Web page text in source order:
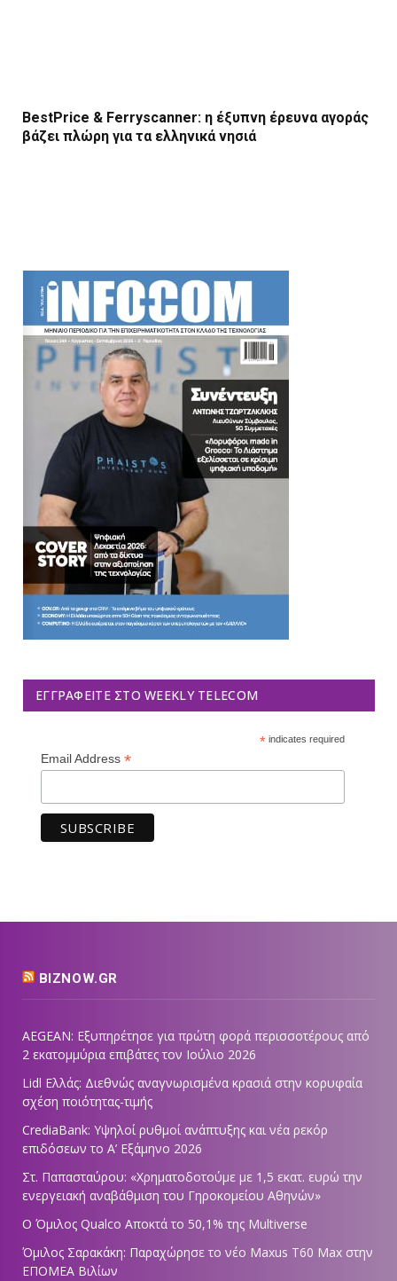
BestPrice & Ferryscanner: η έξυπνη έρευνα αγοράς
βάζει πλώρη για τα ελληνικά νησιά
ΕΓΓΡΑΦΕΊΤΕ ΣΤΟ WEEKLY TELECOM
*indicates required
Email Address *
BIZNOW.GR
AEGEAN: Εξυπηρέτησε για πρώτη φορά περισσοτέρους από
2 εκατομμύρια επιβάτες τον Ιούλιο 2026
Lidl Ελλάς: Διεθνώς αναγνωρισμένα κρασιά στην κορυφαία
σχέση ποιότητας-τιμής
CrediaBank: Υψηλοί ρυθμοί ανάπτυξης και νέα ρεκόρ
επιδόσεων το Α’ Εξάμηνο 2026
Στ. Παπασταύρου: «Χρηματοδοτούμε με 1,5 εκατ. ευρώ την
ενεργειακή αναβάθμιση του Γηροκομείου Αθηνών»
Ο Όμιλος Qualco Αποκτά το 50,1% της Multiverse
Όμιλος Σαρακάκη: Παραχώρησε το νέο Maxus T60 Max στην
ΕΠΟΜΕΑ Βιλίων